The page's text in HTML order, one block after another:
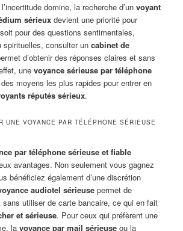
domine, la recherche d’unvoyant
sérieux devient une priorité pour
pour des questions sentimentales,
spirituelles, consulter uncabinet de
d’obtenir des réponses claires et sans
unevoyance sérieuse par téléphone
des moyens les plus rapides pour entrer en
réputés sérieux.
UNE VOYANCE PAR TÉLÉPHONE SÉRIEUSE
par téléphone sérieuse et fiable
avantages. Non seulement vous gagnez
bénéficiez également d’une discrétion
audiotel sérieuse permet de
utiliser de carte bancaire, ce qui en fait
et sérieuse. Pour ceux qui préfèrent une
lavoyance par mail sérieuse ou la